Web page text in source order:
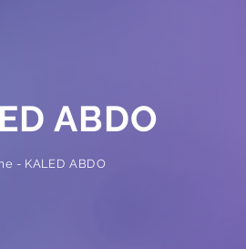
ABDO
- KALED ABDO